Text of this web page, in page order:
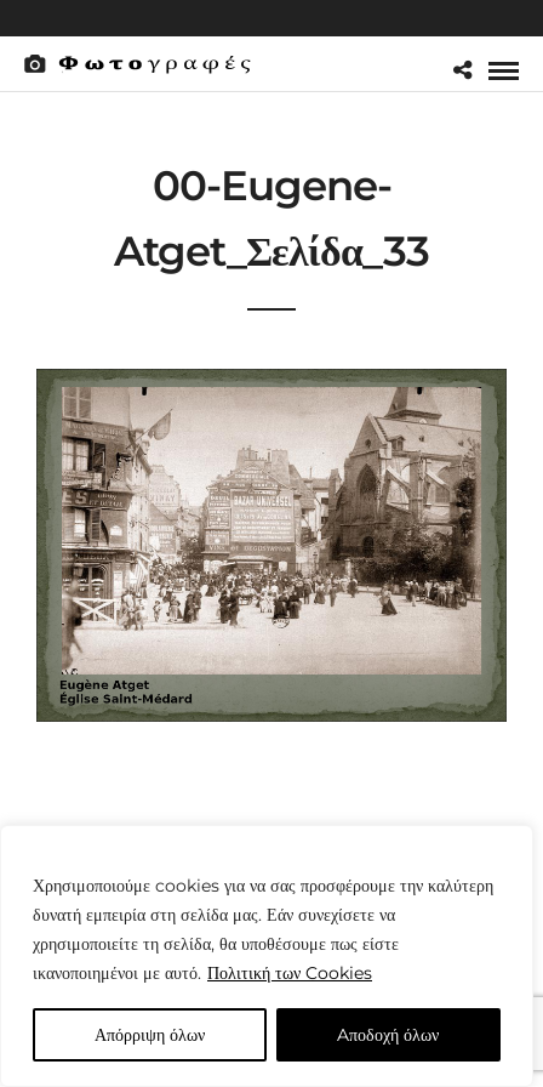
Χρησιμοποιούμε cookies για να σας προσφέρουμε την καλύτερη
δυνατή εμπειρία στη σελίδα μας. Εάν συνεχίσετε να
χρησιμοποιείτε τη σελίδα, θα υποθέσουμε πως είστε
ικανοποιημένοι με αυτό. Πολιτική των Cookies
Απόρριψη όλων Aποδοχή όλων
00-Eugene-
Atget_Σελίδα_33
© Copyright: www.fotografes.gr - Δαμιανός Μωραΐτης